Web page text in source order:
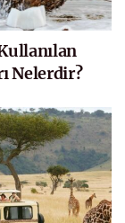
Nelerdir?